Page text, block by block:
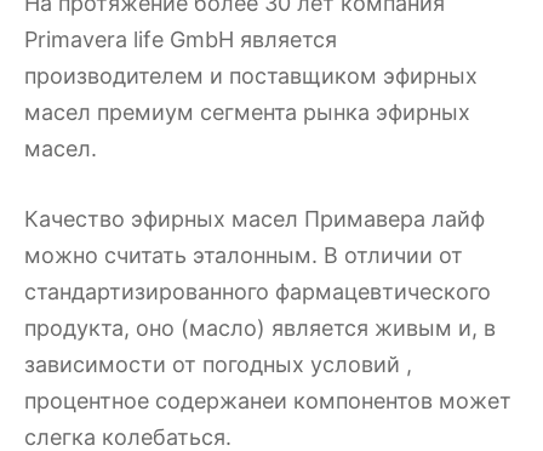
Primavera life GmbH является
производителем и поставщиком эфирных
масел премиум сегмента рынка эфирных
масел.
Качество эфирных масел Примавера лайф
можно считать эталонным. В отличии от
стандартизированного фармацевтического
продукта, оно (масло) является живым и, в
зависимости от погодных условий ,
процентное содержанеи компонентов может
слегка колебаться.